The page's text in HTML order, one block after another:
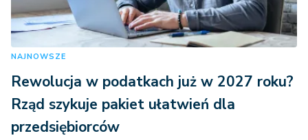
NAJNOWSZE
Rewolucja w podatkach już w 2027 roku?
Rząd szykuje pakiet ułatwień dla
przedsiębiorców